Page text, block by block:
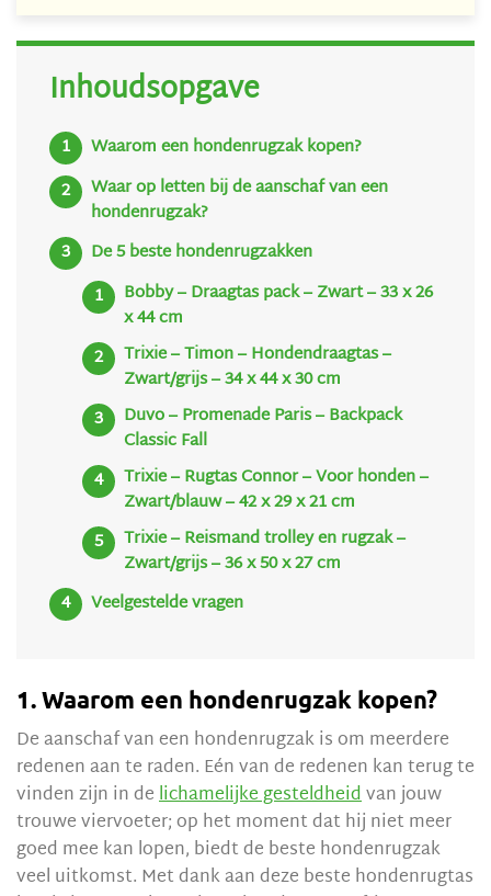
Inhoudsopgave
Waarom een hondenrugzak kopen?
Waar op letten bij de aanschaf van een
hondenrugzak?
De 5 beste hondenrugzakken
Bobby – Draagtas pack – Zwart – 33 x 26
x 44 cm
Trixie – Timon – Hondendraagtas –
Zwart/grijs – 34 x 44 x 30 cm
Duvo – Promenade Paris – Backpack
Classic Fall
Trixie – Rugtas Connor – Voor honden –
Zwart/blauw – 42 x 29 x 21 cm
Trixie – Reismand trolley en rugzak –
Zwart/grijs – 36 x 50 x 27 cm
Veelgestelde vragen
1. Waarom een hondenrugzak kopen?
De aanschaf van een hondenrugzak is om meerdere
redenen aan te raden. Eén van de redenen kan terug te
vinden zijn in delichamelijke gesteldheidvan jouw
trouwe viervoeter; op het moment dat hij niet meer
goed mee kan lopen, biedt de beste hondenrugzak
veel uitkomst. Met dank aan deze beste hondenrugtas